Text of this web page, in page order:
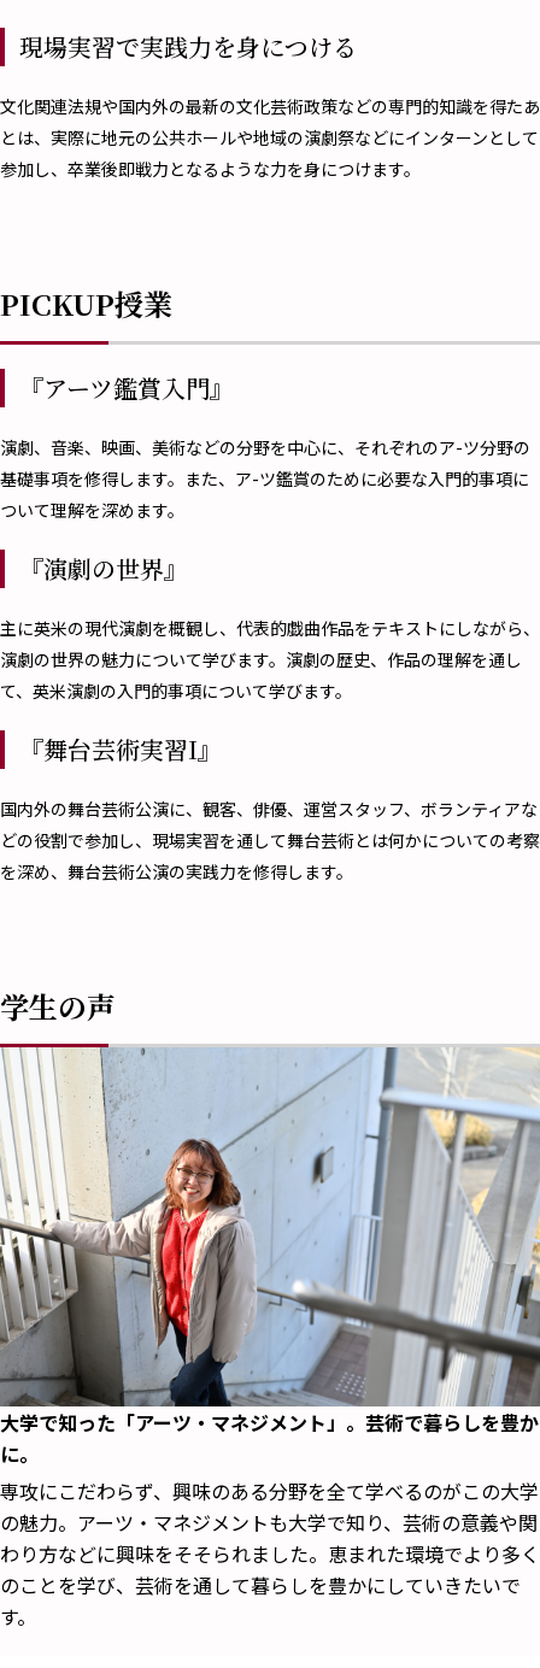
現場実習で実践力を身につける
文化関連法規や国内外の最新の文化芸術政策などの専門的知識を得たあ
とは、実際に地元の公共ホールや地域の演劇祭などにインターンとして
参加し、卒業後即戦力となるような力を身につけます。
PICKUP授業
『アーツ鑑賞入門』
演劇、音楽、映画、美術などの分野を中心に、それぞれのア-ツ分野の
基礎事項を修得します。また、ア-ツ鑑賞のために必要な入門的事項に
ついて理解を深めます。
『演劇の世界』
主に英米の現代演劇を概観し、代表的戯曲作品をテキストにしながら、
演劇の世界の魅力について学びます。演劇の歴史、作品の理解を通し
て、英米演劇の入門的事項について学びます。
『舞台芸術実習I』
国内外の舞台芸術公演に、観客、俳優、運営スタッフ、ボランティアな
どの役割で参加し、現場実習を通して舞台芸術とは何かについての考察
を深め、舞台芸術公演の実践力を修得します。
学生の声
大学で知った「アーツ・マネジメント」。芸術で暮らしを豊か
に。
専攻にこだわらず、興味のある分野を全て学べるのがこの大学
の魅力。アーツ・マネジメントも大学で知り、芸術の意義や関
わり方などに興味をそそられました。恵まれた環境でより多く
のことを学び、芸術を通して暮らしを豊かにしていきたいで
す。